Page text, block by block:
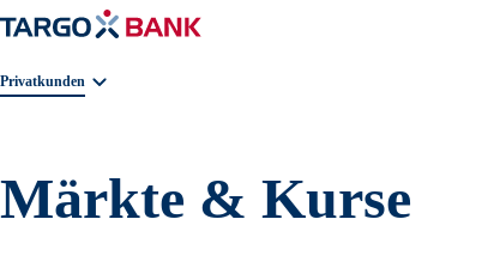
Geschäftsbereichnavigation. Aktuelle Auswahl:
Privatkunden
Märkte & Kurse